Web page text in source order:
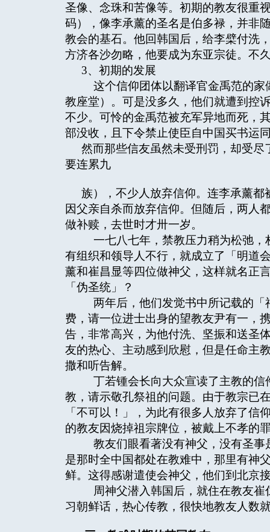
圣像、念珠和苦像等。初期的教友很重
码），像李承薰的圣名是伯多禄，并非
教会的基石。他回韩国后，给李檗付洗
方济各沙勿略，他要成为东亚宗徒。不
3、初期的发展
这个信仰团体以翻译官金禹范的家
教座堂）。可是没多久，他们就遭到控
不少。可怜的金禹范被充军异地而死，
部没收，且下令禁止使臣自中国买书运
然而那些信友虽然未受刑罚，却受
要连累九
族），不少人放弃信仰。连李承薰
因父亲自杀而放弃信仰。但随后，两人
做补赎，去世时才卅一岁。
一七八七年，禁教压力稍为松弛，
有组织和领导人不行，就成立了「明道
薰和崔昌显等四位做神父，这样就名正
「伪圣统」？
两年后，他们发觉书中所记载的「
费，请一位进士出身的望教友尹有一，
告，非常高兴，为他付洗、坚振和送圣
友的热心、主动感到欣慰，但是任命主
撒和听告解。
丁若锺会长向大众宣读了主教的信
教，请示敬孔祭祖的问题。由于教宗已
「不可以！」，为此有很多人放弃了
的教友因烧掉祖宗牌位，被戴上不孝的
教友们眼看著没有神父，没有圣事
是那时全中国都处在教难中，那里有神
鲜。这得感谢遣使会神父，他们到北京
周神父潜入韩国后，就住在教友崔
习朝鲜话，热心传教，很快地教友人数